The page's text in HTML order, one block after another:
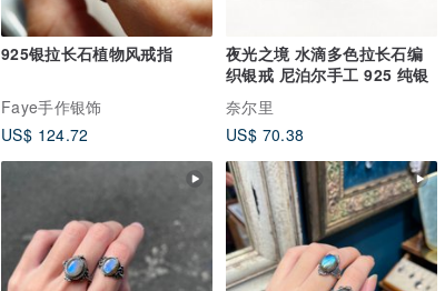
925银拉长石植物风戒指
Faye手作银饰
US$ 124.72
夜光之境 水滴多色拉长石编
织银戒 尼泊尔手工 925 纯银
奈尔里
US$ 70.38